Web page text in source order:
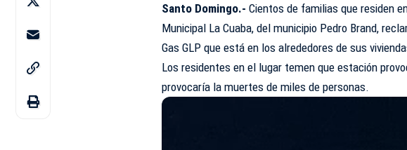
Santo Domingo.- Cientos de familias que residen
Municipal La Cuaba, del municipio Pedro Brand,
Gas GLP que está en los alrededores de sus
Los residentes en el lugar temen que estación
provocaría la muertes de miles de personas.